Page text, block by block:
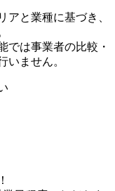
と業種に基づき、
では事業者の比較・
いません。